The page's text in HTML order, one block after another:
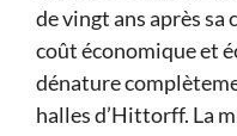
de vingt ans après
coût économique et
dénature
halles d’Hittorff. La